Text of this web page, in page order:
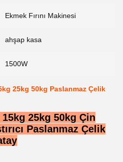
Ekmek Fırını Makinesi
ahşap kasa
1500W
25kg 50kg Paslanmaz Çelik
15kg 25kg 50kg Çin
Paslanmaz Çelik